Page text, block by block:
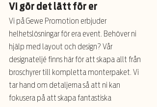
Vi gör det lätt för er
Vi på Gewe Promotion erbjuder
helhetslösningar för era event. Behöver ni
hjälp med layout och design? Vår
designateljé finns här för att skapa allt från
broschyrer till kompletta monterpaket. Vi
tar hand om detaljerna så att ni kan
fokusera på att skapa fantastiska